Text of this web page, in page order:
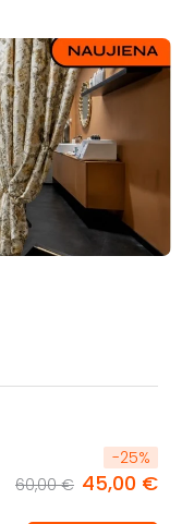
-25%
60,00 € 45,00 €